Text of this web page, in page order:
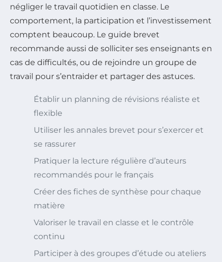
négliger le travail quotidien en classe. Le
comportement, la participation et l’investissement
comptent beaucoup. Le guide brevet
recommande aussi de solliciter ses enseignants en
cas de difficultés, ou de rejoindre un groupe de
travail pour s’entraider et partager des astuces.
Établir un planning de révisions réaliste et
flexible
Utiliser les annales brevet pour s’exercer et
se rassurer
Pratiquer la lecture régulière d’auteurs
recommandés pour le français
Créer des fiches de synthèse pour chaque
matière
Valoriser le travail en classe et le contrôle
continu
Participer à des groupes d’étude ou ateliers